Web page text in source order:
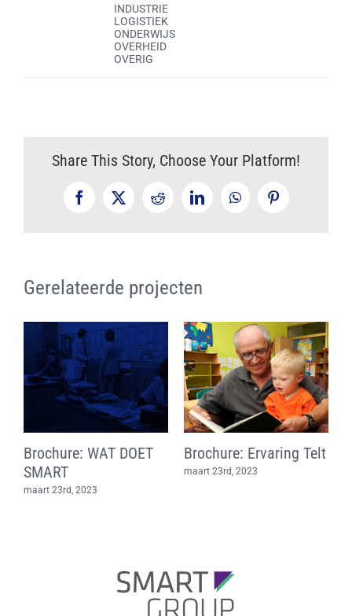
INDUSTRIE
LOGISTIEK
ONDERWIJS
OVERHEID
OVERIG
Share This Story, Choose Your Platform!
Facebook
X RedditLinkedInWhatsAppPinterest
Gerelateerde projecten
Brochure: WAT DOET
SMART
maart 23rd, 2023
Brochure: Ervaring Telt
maart 23rd, 2023